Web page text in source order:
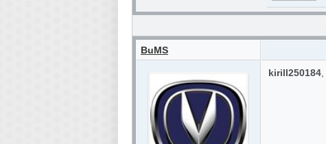
BuMS
kirill250184